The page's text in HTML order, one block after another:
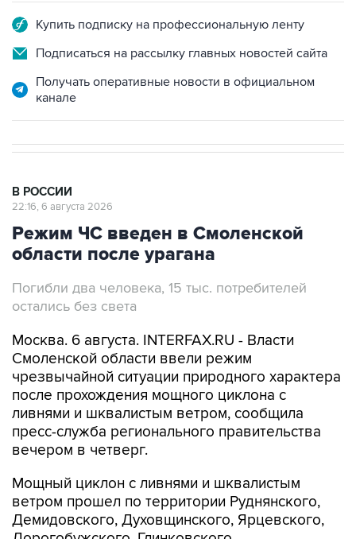
Купить подписку на профессиональную ленту
Подписаться на рассылку главных новостей сайта
Получать оперативные новости в официальном
канале
В РОССИИ
22:16, 6 августа 2026
Режим ЧС введен в Смоленской
области после урагана
Погибли два человека, 15 тыс. потребителей
остались без света
Москва. 6 августа. INTERFAX.RU - Власти
Смоленской области ввели режим
чрезвычайной ситуации природного характера
после прохождения мощного циклона с
ливнями и шквалистым ветром, сообщила
пресс-служба регионального правительства
вечером в четверг.
Мощный циклон с ливнями и шквалистым
ветром прошел по территории Руднянского,
Демидовского, Духовщинского, Ярцевского,